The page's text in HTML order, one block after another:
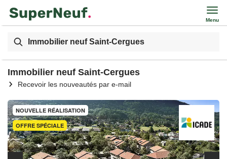
Menu
Immobilier neuf Saint-Cergues
Immobilier neuf Saint-Cergues
Recevoir les nouveautés par e-mail
OFFRE SPÉCIALE
NOUVELLE RÉALISATION